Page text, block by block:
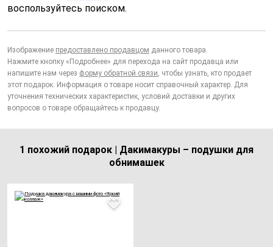
воспользуйтесь поиском.
Изображение предоставлено продавцом данного товара.
Нажмите кнопку «Подробнее» для перехода на сайт продавца или
напишите нам через форму обратной связи, чтобы узнать, кто продает
этот подарок. Информация о товаре носит справочный характер. Для
уточнения технических характеристик, условий доставки и других
вопросов о товаре обращайтесь к продавцу.
1 похожий подарок | Дакимакуры – подушки для
обнимашек